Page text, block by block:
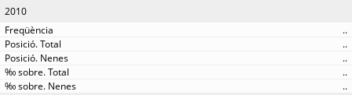
2010
..
..
..
..
..